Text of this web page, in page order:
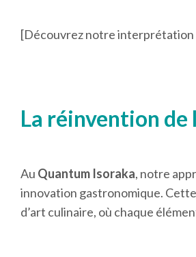
[Découvrez notre interprétation
La réinvention
Au Quantum Isoraka, notre
innovation gastronomique.
d’art culinaire, où chaque